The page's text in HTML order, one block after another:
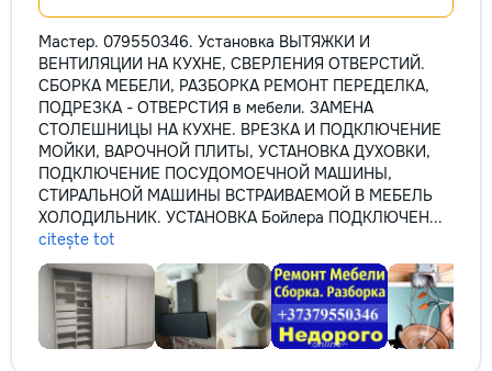
Мастер. 079550346. Установка ВЫТЯЖКИ И
ВЕНТИЛЯЦИИ НА КУХНЕ, СВЕРЛЕНИЯ ОТВЕРСТИЙ.
СБОРКА МЕБЕЛИ, РАЗБОРКА РЕМОНТ ПЕРЕДЕЛКА,
ПОДРЕЗКА - ОТВЕРСТИЯ в мебели. ЗАМЕНА
СТОЛЕШНИЦЫ НА КУХНЕ. ВРЕЗКА И ПОДКЛЮЧЕНИЕ
МОЙКИ, ВАРОЧНОЙ ПЛИТЫ, УСТАНОВКА ДУХОВКИ,
ПОДКЛЮЧЕНИЕ ПОСУДОМОЕЧНОЙ МАШИНЫ,
СТИРАЛЬНОЙ МАШИНЫ ВСТРАИВАЕМОЙ В МЕБЕЛЬ
ХОЛОДИЛЬНИК. УСТАНОВКА Бойлера ПОДКЛЮЧЕН...
citește tot